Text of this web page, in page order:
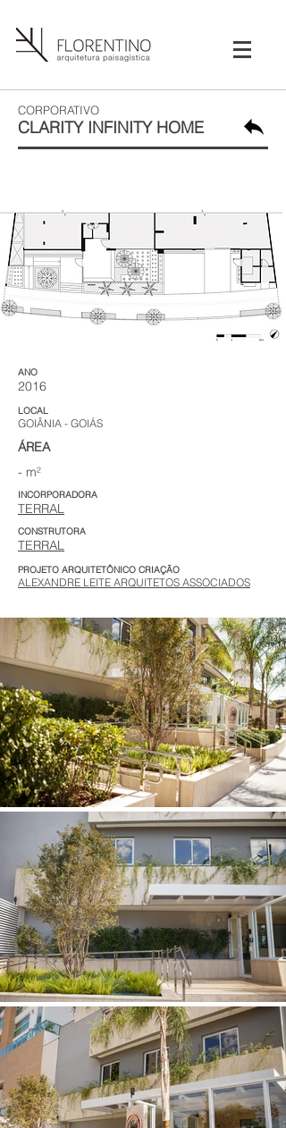
CORPORATIVO
CLARITY INFINITY HOME
ANO​
2016
LOCAL
GOIÂNIA - GOIÁS
ÁREA
- m²
INCORPORADORA
TERRAL
CONSTRUTORA
TERRAL
PROJETO ARQUITETÔNICO CRIAÇÃO
ALEXANDRE LEITE ARQUITETOS ASSOCIADOS